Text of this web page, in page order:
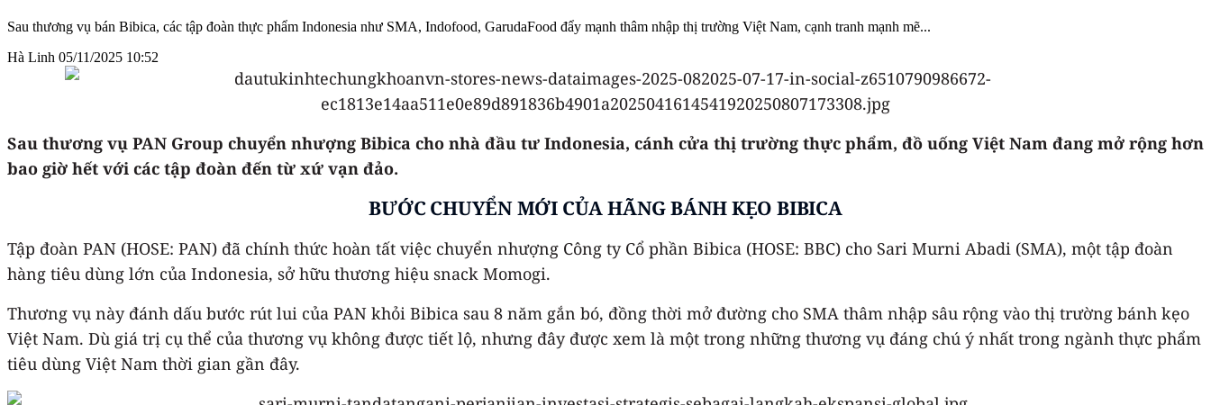
Sau thương vụ bán Bibica, các tập đoàn thực phẩm Indonesia như SMA, Indofood, GarudaFood đẩy mạnh thâm nhập thị trường Việt Nam, cạnh tranh mạnh mẽ...
Hà Linh 05/11/2025 10:52
Sau thương vụ PAN Group chuyển nhượng Bibica cho nhà đầu tư Indonesia, cánh cửa thị trường thực phẩm, đồ uống Việt Nam đang mở rộng hơn
bao giờ hết với các tập đoàn đến từ xứ vạn đảo.
BƯỚC CHUYỂN MỚI CỦA HÃNG BÁNH KẸO BIBICA
Tập đoàn PAN (HOSE: PAN) đã chính thức hoàn tất việc chuyển nhượng Công ty Cổ phần Bibica (HOSE: BBC) cho Sari Murni Abadi (SMA), một tập đoàn
hàng tiêu dùng lớn của Indonesia, sở hữu thương hiệu snack Momogi.
Thương vụ này đánh dấu bước rút lui của PAN khỏi Bibica sau 8 năm gắn bó, đồng thời mở đường cho SMA thâm nhập sâu rộng vào thị trường bánh kẹo
Việt Nam. Dù giá trị cụ thể của thương vụ không được tiết lộ, nhưng đây được xem là một trong những thương vụ đáng chú ý nhất trong ngành thực phẩm
tiêu dùng Việt Nam thời gian gần đây.